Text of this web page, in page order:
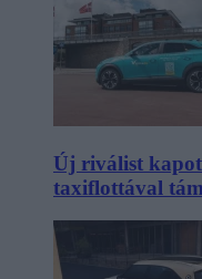
Új riválist
taxiflottával